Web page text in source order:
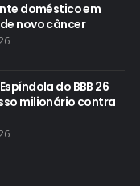
doméstico em
novo câncer
do BBB 26
milionário contra